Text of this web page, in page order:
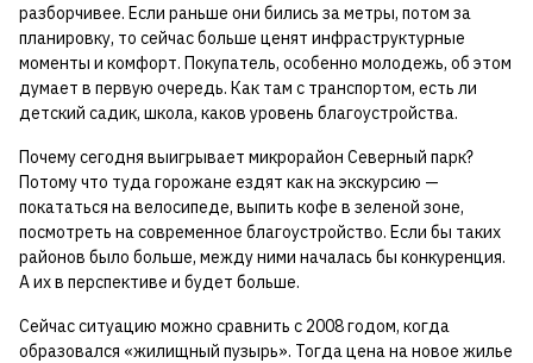
разборчивее. Если раньше они бились за метры, потом за
планировку, то сейчас больше ценят инфраструктурные
моменты и комфорт. Покупатель, особенно молодежь, об этом
думает в первую очередь. Как там с транспортом, есть ли
детский садик, школа, каков уровень благоустройства.
Почему сегодня выигрывает микрорайон Северный парк?
Потому что туда горожане ездят как на экскурсию —
покататься на велосипеде, выпить кофе в зеленой зоне,
посмотреть на современное благоустройство. Если бы таких
районов было больше, между ними началась бы конкуренция.
А их в перспективе и будет больше.
Сейчас ситуацию можно сравнить с 2008 годом, когда
образовался «жилищный пузырь». Тогда цена на новое жилье